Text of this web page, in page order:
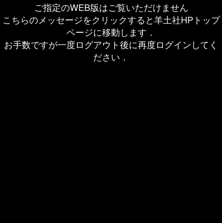
ご指定のWEB版はご覧いただけません
こちらのメッセージをクリックすると羊土社HPトップ
ページに移動します．
お手数ですが一度ログアウト後に再度ログインしてく
ださい．